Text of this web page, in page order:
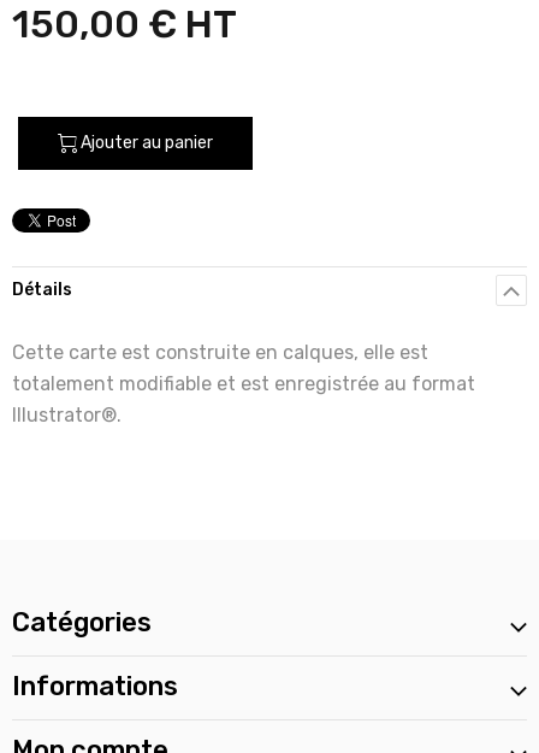
150,00 €
Ajouter au panier
Détails
Cette carte est construite en calques, elle est
totalement modifiable et est enregistrée au format
Illustrator®.
Catégories
Informations